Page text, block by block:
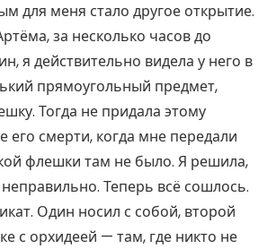
для меня стало другое открытие.
за несколько часов до
я действительно видела у него в
прямоугольный предмет,
Тогда не придала этому
его смерти, когда мне передали
флешки там не было. Я решила,
Теперь всё сошлось.
Один носил с собой, второй
с орхидеей — там, где никто не